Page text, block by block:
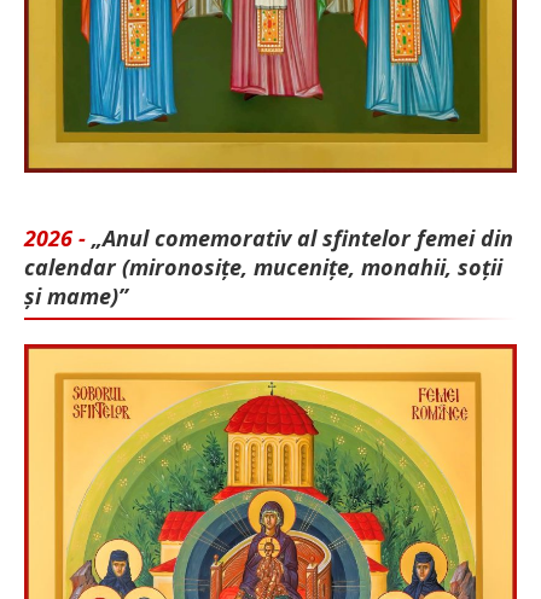
2026 - „Anul comemorativ al sfintelor femei din
calendar (mironosițe, mu­cenițe, monahii, soții
și mame)”